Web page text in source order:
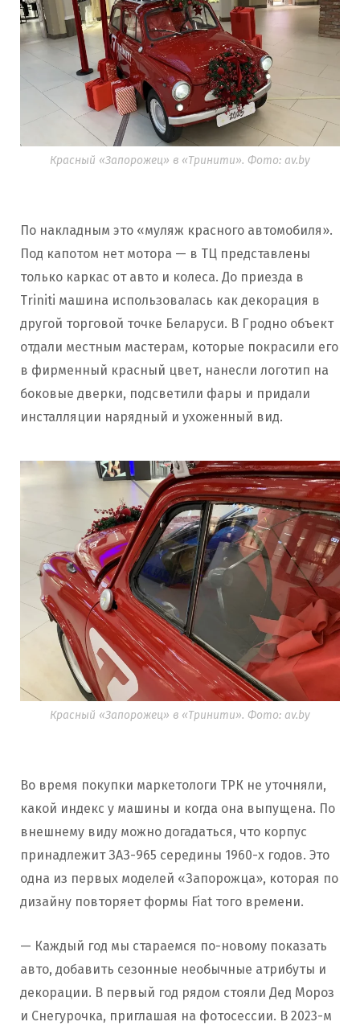
Красный «Запорожец» в «Тринити». Фото: av.by
По накладным это «муляж красного автомобиля».
Под капотом нет мотора — в ТЦ представлены
только каркас от авто и колеса. До приезда в
Triniti машина использовалась как декорация в
другой торговой точке Беларуси. В Гродно объект
отдали местным мастерам, которые покрасили его
в фирменный красный цвет, нанесли логотип на
боковые дверки, подсветили фары и придали
инсталляции нарядный и ухоженный вид.
Красный «Запорожец» в «Тринити». Фото: av.by
Во время покупки маркетологи ТРК не уточняли,
какой индекс у машины и когда она выпущена. По
внешнему виду можно догадаться, что корпус
принадлежит ЗАЗ-965 середины 1960-х годов. Это
одна из первых моделей «Запорожца», которая по
дизайну повторяет формы Fiat того времени.
— Каждый год мы стараемся по-новому показать
авто, добавить сезонные необычные атрибуты и
декорации. В первый год рядом стояли Дед Мороз
и Снегурочка, приглашая на фотосессии. В 2023-м